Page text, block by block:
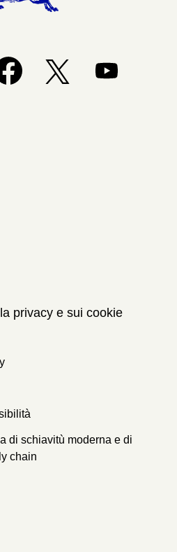
nuova scheda.
Si apre in una nuova scheda.
Si apre in una nuova
privacy e sui cookie
di schiavitù moderna e di
chain